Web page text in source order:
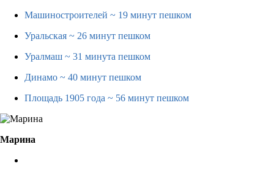
Машиностроителей ~ 19 минут пешком
Уральская ~ 26 минут пешком
Уралмаш ~ 31 минута пешком
Динамо ~ 40 минут пешком
Площадь 1905 года ~ 56 минут пешком
Марина